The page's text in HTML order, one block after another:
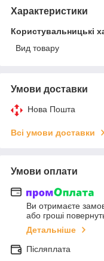
Характеристики
Користувальницькі
Вид товару
Умови доставки
Нова Пошта
Всі умови доставки
Умови оплати
Ви отримаєте
або гроші
Детальніше
Післяплата